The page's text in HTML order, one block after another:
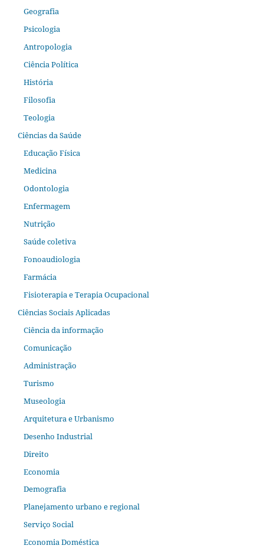
Geografia
Psicologia
Antropologia
Ciência Política
História
Filosofia
Teologia
Ciências da Saúde
Educação Física
Medicina
Odontologia
Enfermagem
Nutrição
Saúde coletiva
Fonoaudiologia
Farmácia
Fisioterapia e Terapia Ocupacional
Ciências Sociais Aplicadas
Ciência da informação
Comunicação
Administração
Turismo
Museologia
Arquitetura e Urbanismo
Desenho Industrial
Direito
Economia
Demografia
Planejamento urbano e regional
Serviço Social
Economia Doméstica